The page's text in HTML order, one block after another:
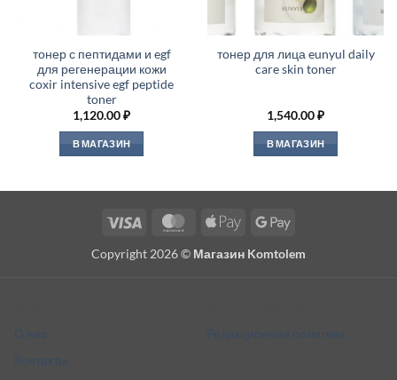
тонер с пептидами и egf
для регенерации кожи
coxir intensive egf peptide
toner
1,120.00₽
В МАГАЗИН
тонер для лица eunyul daily
care skin toner
1,540.00₽
В МАГАЗИН
Visa MasterCardApple
Google
Copyright 2026 © Магазин Komtolem
О нас
Контакты
Редакционная политика